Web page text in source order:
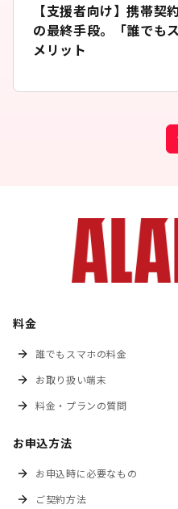
【支援者向け】携帯契
の最終手段。「誰でも
メリット
料金
誰でもスマホの料金
お取り扱い端末
料金・プランの質問
お申込方法
お申込時に必要なもの
ご契約方法